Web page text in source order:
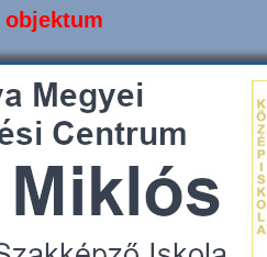
objektum